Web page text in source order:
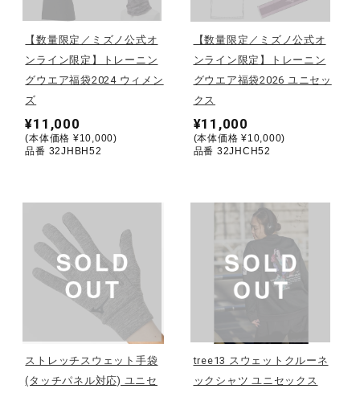
野球
ゴルフ
スイム
バレーボール
テニス／ソフトテニス
バドミントン
陸上競技
【数量限定／ミズノ公式オ
ンライン限定】トレーニン
グウエア福袋2024 ウィメン
ズ
¥11,000
(本体価格 ¥10,000)
品番 32JHBH52
【数量限定／ミズノ公式オ
ンライン限定】トレーニン
グウエア福袋2026 ユニセッ
クス
¥11,000
(本体価格 ¥10,000)
品番 32JHCH52
ストレッチスウェット手袋
(タッチパネル対応) ユニセ
tree13 スウェットクルーネ
ックシャツ ユニセックス